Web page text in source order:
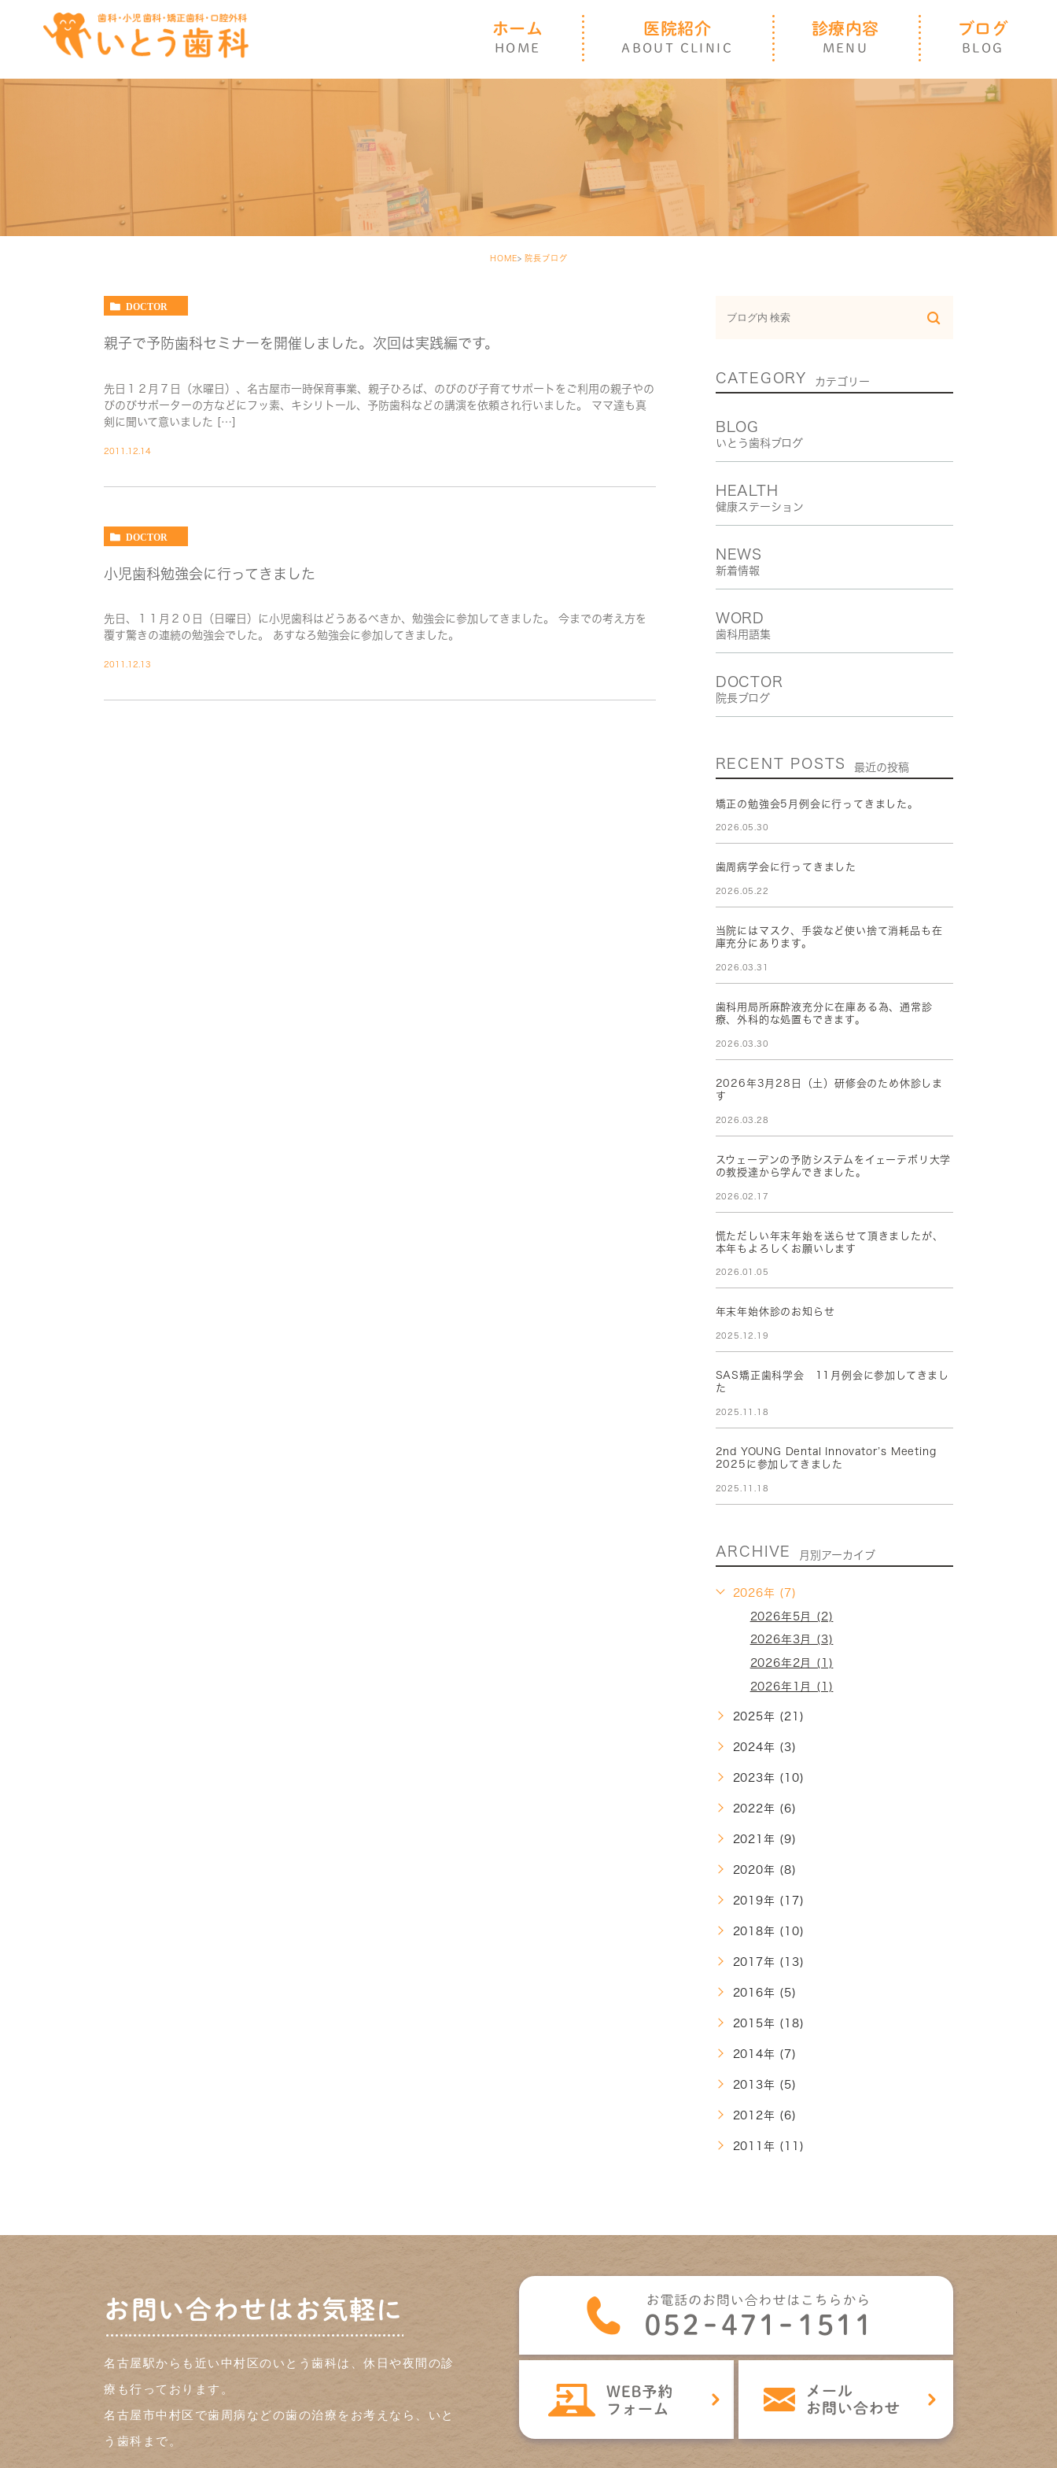
ホーム
HOME
医院紹介
ABOUT CLINIC
診療内容
MENU
ブログ
BLOG
HOME 院長ブログ
DOCTOR
親子で予防歯科セミナーを開催しました。次回は実践編です。
先日１２月７日（水曜日）、名古屋市一時保育事業、親子ひろば、のびのび子育てサポートをご利用の親子やの
びのびサポーターの方などにフッ素、キシリトール、予防歯科などの講演を依頼され行いました。 ママ達も真
剣に聞いて意いました […]
2011.12.14
DOCTOR
小児歯科勉強会に行ってきました
先日、１１月２０日（日曜日）に小児歯科はどうあるべきか、勉強会に参加してきました。 今までの考え方を
覆す驚きの連続の勉強会でした。 あすなろ勉強会に参加してきました。
2011.12.13
CATEGORY カテゴリー
BLOG
いとう歯科ブログ
HEALTH
健康ステーション
NEWS
新着情報
WORD
歯科用語集
DOCTOR
院長ブログ
RECENT POSTS 最近の投稿
矯正の勉強会5月例会に行ってきました。
2026.05.30
歯周病学会に行ってきました
2026.05.22
当院にはマスク、手袋など使い捨て消耗品も在
庫充分にあります。
2026.03.31
歯科用局所麻酔液充分に在庫ある為、通常診
療、外科的な処置もできます。
2026.03.30
2026年3月28日（土）研修会のため休診しま
す
2026.03.28
スウェーデンの予防システムをイェーテボリ大学
の教授達から学んできました。
2026.02.17
慌ただしい年末年始を送らせて頂きましたが、
本年もよろしくお願いします
2026.01.05
年末年始休診のお知らせ
2025.12.19
SAS矯正歯科学会 11月例会に参加してきまし
た
2025.11.18
2nd YOUNG Dental Innovator’s Meeting
2025に参加してきました
2025.11.18
ARCHIVE 月別アーカイブ
2026年 (7)
2026年5月 (2)
2026年3月 (3)
2026年2月 (1)
2026年1月 (1)
2025年 (21)
2024年 (3)
2023年 (10)
2022年 (6)
2021年 (9)
2020年 (8)
2019年 (17)
2018年 (10)
2017年 (13)
2016年 (5)
2015年 (18)
2014年 (7)
2013年 (5)
2012年 (6)
2011年 (11)
お問い合わせはお気軽に
名古屋駅からも近い中村区のいとう歯科は、休日や夜間の診
療も行っております。
名古屋市中村区で歯周病などの歯の治療をお考えなら、いと
う歯科まで。